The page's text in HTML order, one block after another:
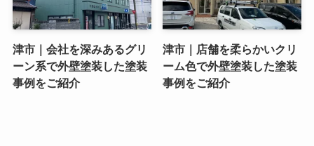
津市｜会社を深みあるグリ
ーン系で外壁塗装した塗装
事例をご紹介
津市｜店舗を柔らかいクリ
ーム色で外壁塗装した塗装
事例をご紹介